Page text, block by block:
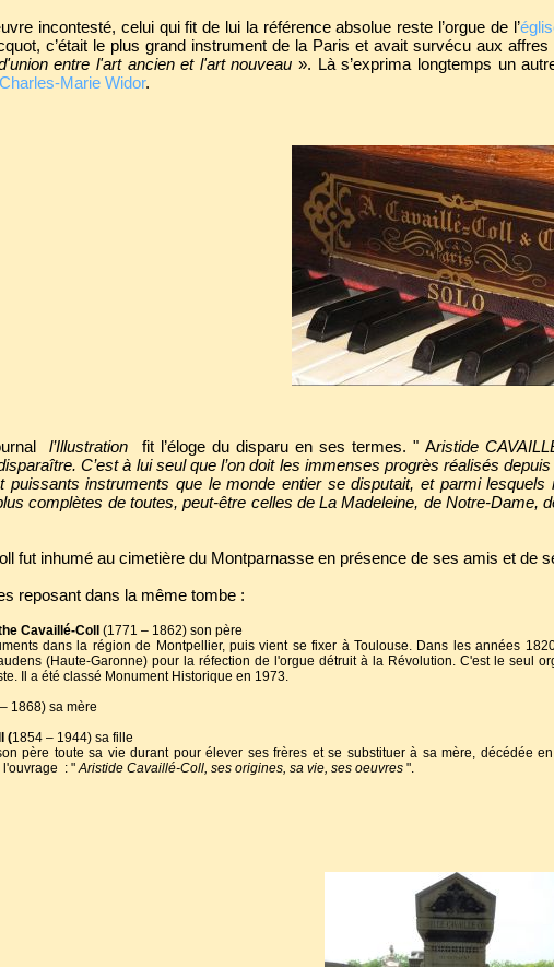
l’Illustration fit l’éloge du disparu en ses termes. " Aristide
C’est à lui seul que l’on doit les immenses progrès réalisés
puissants instruments que le monde entier se disputait, et parmi
complètes de toutes, peut-être celles de La Madeleine, de Notre-Dame,
fut inhumé au cimetière du Montparnasse en présence de ses amis et de
reposant dans la même tombe :
Cavaillé-Coll (1771 – 1862) son père
dans la région de Montpellier, puis vient se fixer à Toulouse. Dans les années
(Haute-Garonne) pour la réfection de l'orgue détruit à la Révolution. C'est le seul
Il a été classé Monument Historique en 1973.
1868) sa mère
(1854 – 1944) sa fille
père toute sa vie durant pour élever ses frères et se substituer à sa mère, décédée
l'ouvrage : "Aristide Cavaillé-Coll, ses origines, sa vie, ses oeuvres".
incontesté, celui qui fit de lui la référence absolue reste l’orgue de l’
c’était le plus grand instrument de la Paris et avait survécu aux
entre l'art ancien et l'art nouveau ». Là s’exprima longtemps un
Charles-Marie Widor.